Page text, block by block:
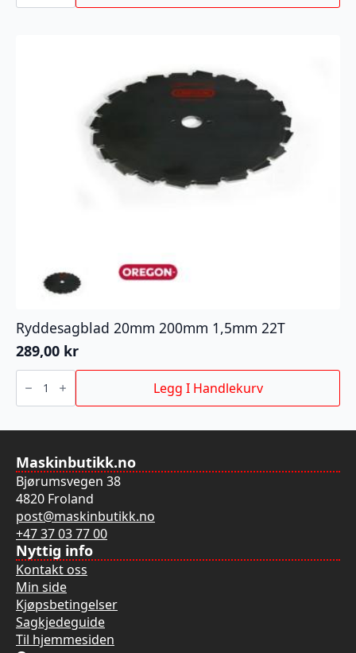
og
Ryddesagblad 20mm 200mm 1,5mm 22T
289,00 kr
Ryddesagblad
20mm
200mm
1,5mm
antall
Legg I Handlekurv
Maskinbutikk.no
Bjørumsvegen 38
4820 Froland
post@maskinbutikk.no
+47 37 03 77 00
Nyttig info
Kontakt oss
Min side
Kjøpsbetingelser
Sagkjedeguide
Til hjemmesiden